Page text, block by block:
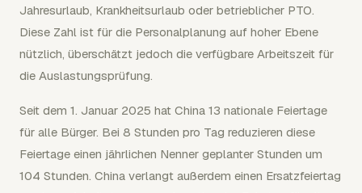
Jahresurlaub, Krankheitsurlaub oder betrieblicher PTO.
Diese Zahl ist für die Personalplanung auf hoher Ebene
nützlich, überschätzt jedoch die verfügbare Arbeitszeit für
die Auslastungsprüfung.
Seit dem 1. Januar 2025 hat China 13 nationale Feiertage
für alle Bürger. Bei 8 Stunden pro Tag reduzieren diese
Feiertage einen jährlichen Nenner geplanter Stunden um
104 Stunden. China verlangt außerdem einen Ersatzfeiertag